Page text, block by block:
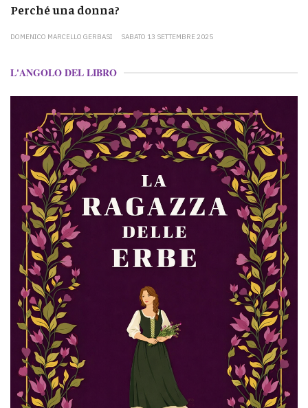
Perché una donna?
DOMENICO MARCELLO GERBASI SABATO 13 SETTEMBRE 2025
L'ANGOLO DEL LIBRO